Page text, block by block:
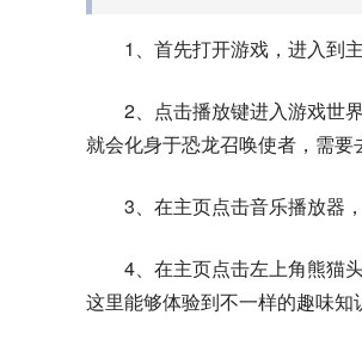
1、首先打开游戏，进入到
2、点击播放键进入游戏世
就会化身于恐龙召唤使者，需要
3、在主页点击音乐播放器
4、在主页点击左上角熊猫
这里能够体验到不一样的趣味知